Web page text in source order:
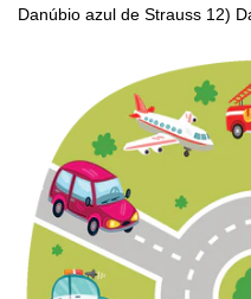
Danúbio azul de Strauss 12)